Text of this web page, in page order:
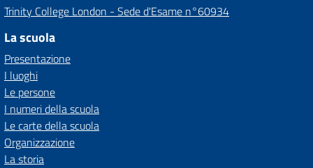
Trinity College London - Sede d'Esame n°60934
La scuola
Presentazione
I luoghi
Le persone
I numeri della scuola
Le carte della scuola
Organizzazione
La storia